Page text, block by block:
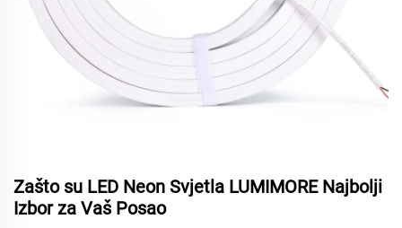
Zašto su LED Neon Svjetla LUMIMORE Najbolji
Izbor za Vaš Posao